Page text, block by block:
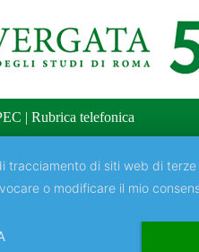
Rubrica telefonica
tracciamento di siti web di
o modificare il mio